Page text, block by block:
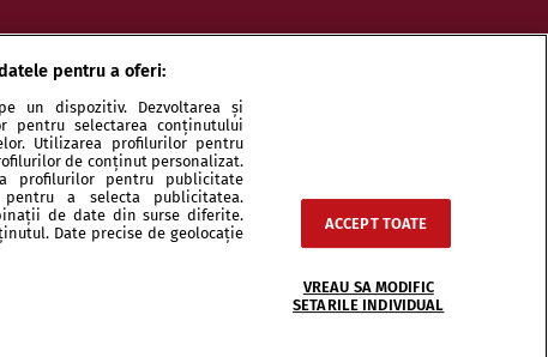
și specialiști Echipa Contact Sitemap
pentru a oferi:
un dispozitiv. Dezvoltarea și
pentru selectarea conținutului
Utilizarea profilurilor pentru
de conținut personalizat.
profilurilor pentru publicitate
a selecta publicitatea.
de date din surse diferite.
Date precise de geolocație
ACCEPT TOATE
VREAU SA MODIFIC
SETARILE INDIVIDUAL